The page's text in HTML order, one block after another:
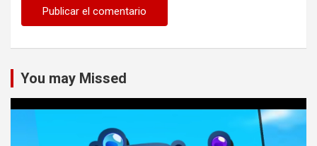
You may Missed